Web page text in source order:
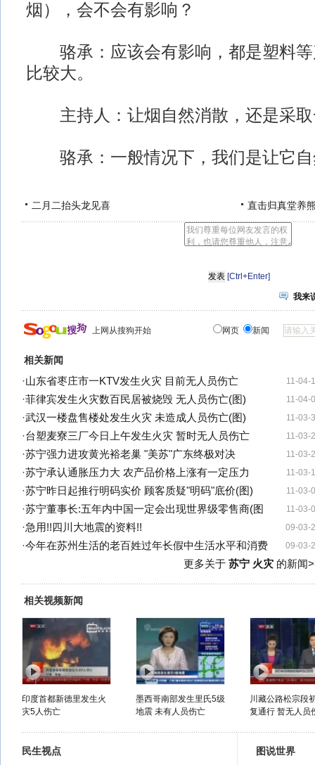
烟），会不会有影响？
骆承：应该会有影响，都是塑料等
比较大。
主持人：让烟自然消散，还是采取
骆承：一般情况下，我们是让它自
二月二抬头龙见喜 直击归真堂养
[Ctrl+Enter]
我来
上网从搜狗开始 网页 新闻
相关新闻
11-04-
·山东省枣庄市一KTV发生火灾 目前无人员伤亡
11-04-
·菲律宾发生火灾数百民居被烧毁 无人员伤亡(图)
11-03-
·武汉一楼盘售楼处发生火灾 未造成人员伤亡(图)
11-03-
·台塑麦寮三厂今日上午发生火灾 暂时无人员伤亡
11-03-
·苏宁强力进攻黄光裕老巢 "美苏"广东终极对决
11-03-
·苏宁承认通胀压力大 农产品价格上涨有一定压力
11-03-
·苏宁昨日起推行明码实价 顾客质疑"明码"底价(图)
11-03-
·苏宁董事长:五年内中国一定会出现世界级零售商(图
09-03-
·急用!!四川大地震的资料!!
09-03-
·今年在苏州生活的老百姓过年长假中生活水平和消费
更多关于 苏宁 火灾的新闻
相关视频新闻
印度首都新德里发生火
灾5人伤亡
墨西哥南部发生里氏5级
地震 未有人员伤亡
川藏公路松宗段
复通行 暂无人员
民生视点
图说世界